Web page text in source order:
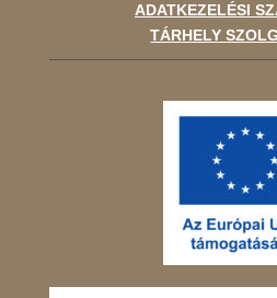
ADATKEZELÉSI
TÁRHELY